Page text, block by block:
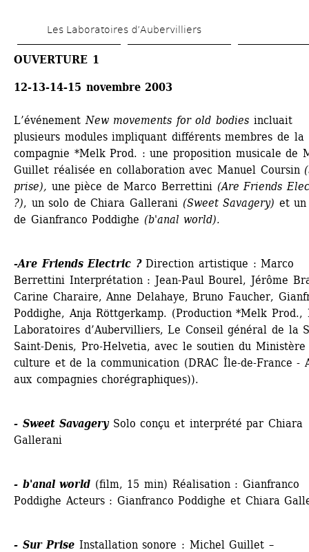
au
contenu
Les Laboratoires d’Aubervilliers
OUVERTURE 1
12-13-14-15 novembre 2003
L’événement New movements for old bodies incluait
plusieurs modules impliquant différents membres de la
compagnie *Melk Prod. : une proposition musicale de
Guillet réalisée en collaboration avec Manuel Coursin
prise), une pièce de Marco Berrettini (Are Friends
?), un solo de Chiara Gallerani (Sweet Savagery) et
de Gianfranco Poddighe (b'anal world).
-Are Friends Electric ?Direction artistique : Marco
Berrettini Interprétation : Jean-Paul Bourel, Jérôme
Carine Charaire, Anne Delahaye, Bruno Faucher,
Poddighe, Anja Röttgerkamp. (Production *Melk Prod.,
Laboratoires d’Aubervilliers, Le Conseil général de la
Saint-Denis, Pro-Helvetia, avec le soutien du
culture et de la communication (DRAC Île-de-France -
aux compagnies chorégraphiques)).
- Sweet SavagerySolo conçu et interprété par Chiara
Gallerani
- b'anal world (film, 15 min) Réalisation : Gianfranco
Poddighe Acteurs : Gianfranco Poddighe et Chiara
- Sur Prise Installation sonore : Michel Guillet –